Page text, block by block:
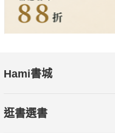
Hami書城
逛書選書